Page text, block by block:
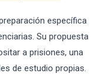
específica
Su propuesta
a prisiones, una
de estudio propias.